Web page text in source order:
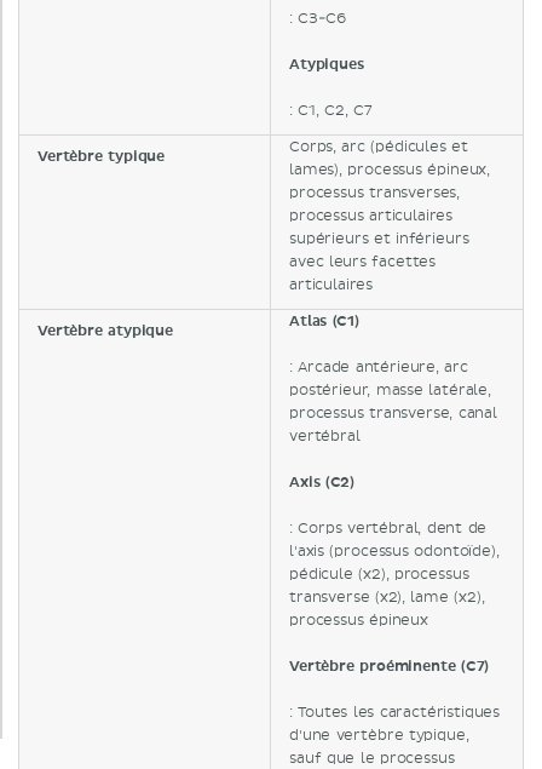
: C3-C6
Atypiques
: C1, C2, C7
Vertèbre typique
Corps, arc (pédicules et
lames), processus épineux,
processus transverses,
processus articulaires
supérieurs et inférieurs
avec leurs facettes
articulaires
Vertèbre atypique
Atlas (C1)
: Arcade antérieure, arc
postérieur, masse latérale,
processus transverse, canal
vertébral
Axis (C2)
: Corps vertébral, dent de
l'axis (processus odontoïde),
pédicule (x2), processus
transverse (x2), lame (x2),
processus épineux
Vertèbre proéminente (C7)
: Toutes les caractéristiques
d'une vertèbre typique,
sauf que le processus